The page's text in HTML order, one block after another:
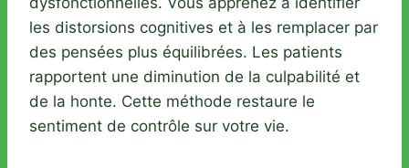
les distorsions cognitives et à les remplacer par
des pensées plus équilibrées. Les patients
rapportent une diminution de la culpabilité et
de la honte. Cette méthode restaure le
sentiment de contrôle sur votre vie.